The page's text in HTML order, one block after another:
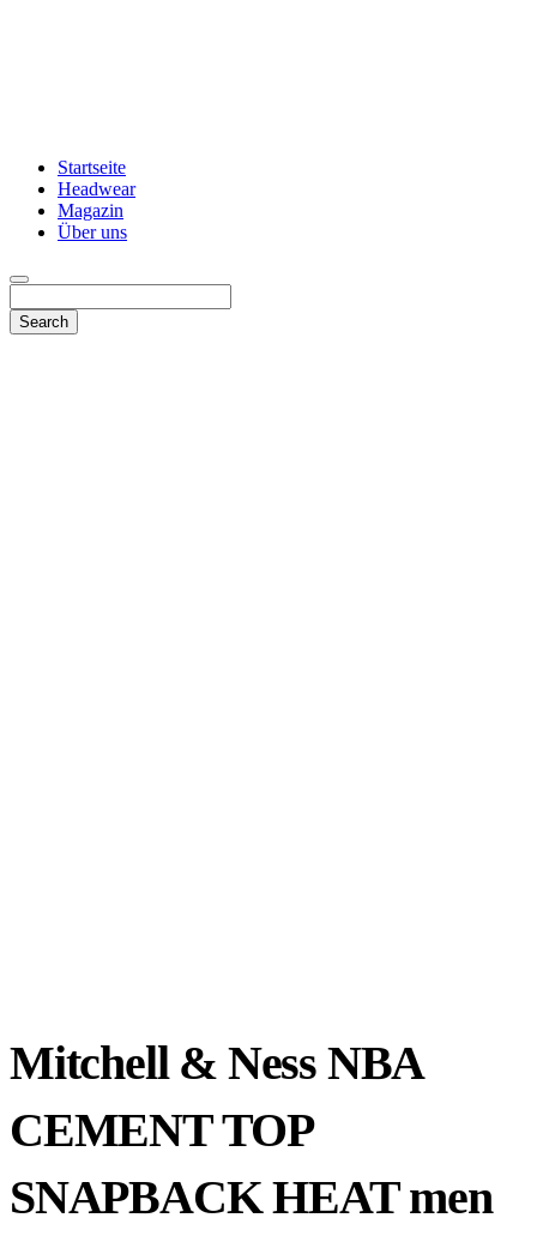
Startseite
Headwear
Magazin
Über uns
Mitchell & Ness NBA
CEMENT TOP
SNAPBACK HEAT men